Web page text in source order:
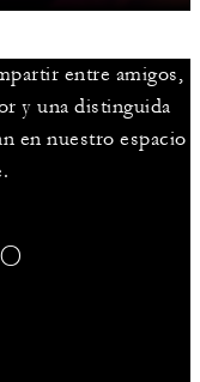
entre amigos,
y una distinguida
en nuestro espacio